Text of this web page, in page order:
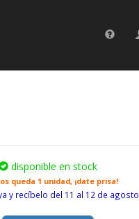
disponible en stock
queda 1 unidad, ¡date prisa!
y recíbelo del 11 al 12 de agosto